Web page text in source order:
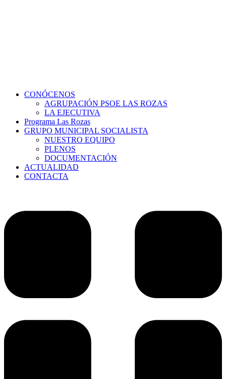
CONÓCENOS
AGRUPACIÓN PSOE LAS ROZAS
LA EJECUTIVA
Programa Las Rozas
GRUPO MUNICIPAL SOCIALISTA
NUESTRO EQUIPO
PLENOS
DOCUMENTACIÓN
ACTUALIDAD
CONTACTA